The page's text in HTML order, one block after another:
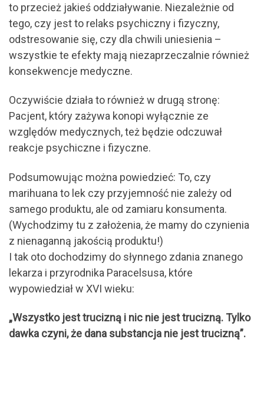
to przecież jakieś oddziaływanie. Niezależnie od
tego, czy jest to relaks psychiczny i fizyczny,
odstresowanie się, czy dla chwili uniesienia –
wszystkie te efekty mają niezaprzeczalnie również
konsekwencje medyczne.
Oczywiście działa to również w drugą stronę:
Pacjent, który zażywa konopi wyłącznie ze
względów medycznych, też będzie odczuwał
reakcje psychiczne i fizyczne.
Podsumowując można powiedzieć: To, czy
marihuana to lek czy przyjemność nie zależy od
samego produktu, ale od zamiaru konsumenta.
(Wychodzimy tu z założenia, że mamy do czynienia
z nienaganną jakością produktu!)
I tak oto dochodzimy do słynnego zdania znanego
lekarza i przyrodnika Paracelsusa, które
wypowiedział w XVI wieku:
„Wszystko jest trucizną i nic nie jest trucizną. Tylko
dawka czyni, że dana substancja nie jest trucizną”.